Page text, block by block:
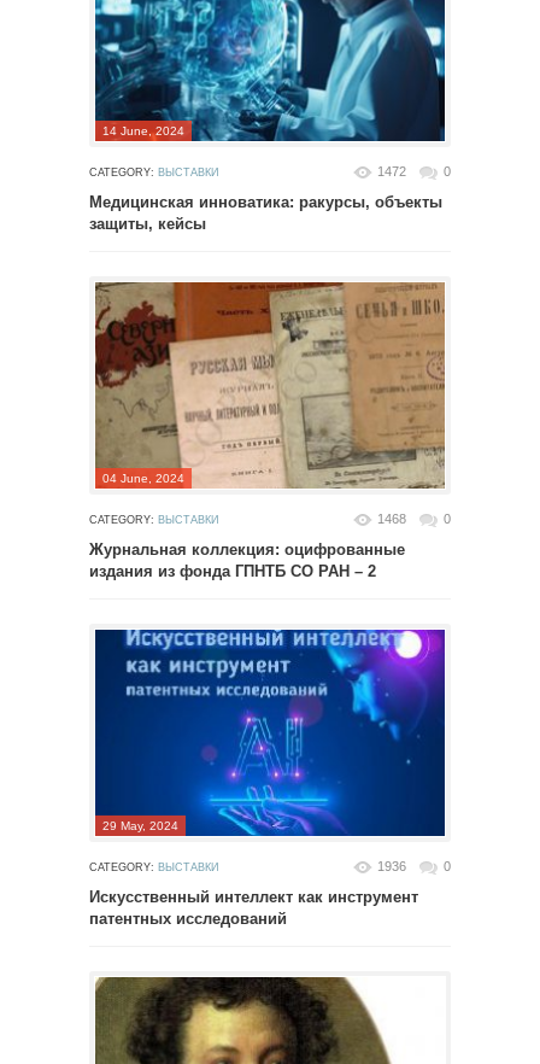
14 June, 2024
CATEGORY: ВЫСТАВКИ 1472 0
Медицинская инноватика: ракурсы, объекты
защиты, кейсы
04 June, 2024
CATEGORY: ВЫСТАВКИ 1468 0
Журнальная коллекция: оцифрованные
издания из фонда ГПНТБ СО РАН – 2
29 May, 2024
CATEGORY: ВЫСТАВКИ 1936 0
Искусственный интеллект как инструмент
патентных исследований